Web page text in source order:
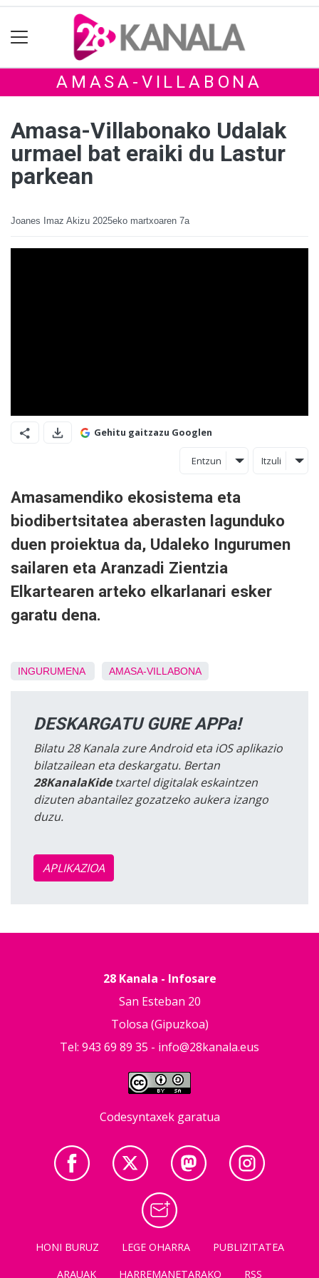
AMASA-VILLABONA
Amasa-Villabonako Udalak
urmael bat eraiki du Lastur
parkean
Joanes Imaz Akizu 2025eko martxoaren 7a
Gehitu gaitzazu Googlen
Entzun Itzuli
Amasamendiko ekosistema eta
biodibertsitatea aberasten lagunduko
duen proiektua da, Udaleko Ingurumen
sailaren eta Aranzadi Zientzia
Elkartearen arteko elkarlanari esker
garatu dena.
INGURUMENA AMASA-VILLABONA
DESKARGATU GURE APPa!
Bilatu 28 Kanala zure Android eta iOS aplikazio
bilatzailean eta deskargatu. Bertan
28KanalaKidetxartel digitalak eskaintzen
dizuten abantailez gozatzeko aukera izango
duzu.
APLIKAZIOA
28 Kanala - Infosare
San Esteban 20
Tolosa (Gipuzkoa)
Tel: 943 69 89 35 - info@28kanala.eus
Codesyntaxek garatua
HONI BURUZ LEGE OHARRA
PUBLIZITATEA
ARAUAK
HARREMANETARAKO RSS